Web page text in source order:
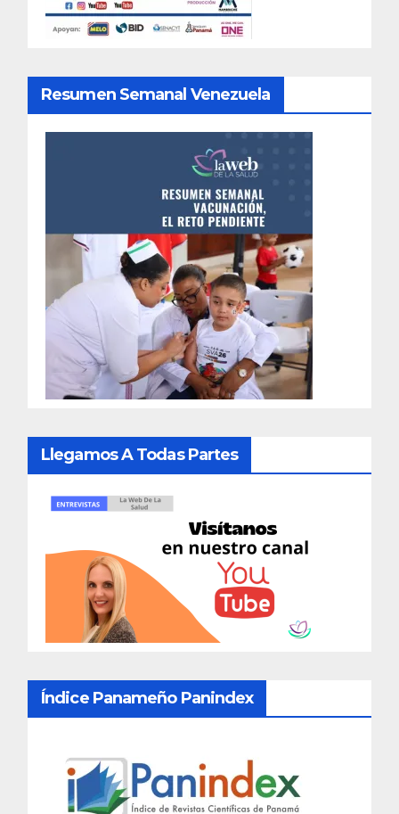
Resumen Semanal Venezuela
Llegamos A Todas Partes
Índice Panameño Panindex